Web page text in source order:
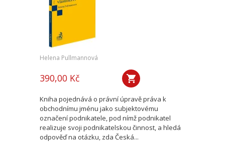
Helena Pullmannová
390,00 Kč
Kniha pojednává o právní úpravě práva k
obchodnímu jménu jako subjektovému
označení podnikatele, pod nímž podnikatel
realizuje svoji podnikatelskou činnost, a hledá
odpověď na otázku, zda Česká...